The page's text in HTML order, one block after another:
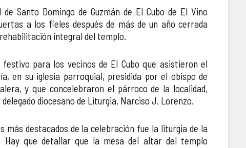
Santo Domingo de Guzmán de El Cubo de El Vino
a los fieles después de más de un año cerrada
integral del templo.
para los vecinos de El Cubo que asistieron el
en su iglesia parroquial, presidida por el obispo de
y que concelebraron el párroco de la localidad,
diocesano de Liturgia, Narciso J. Lorenzo.
más destacados de la celebración fue la liturgia de la
Hay que detallar que la mesa del altar del templo